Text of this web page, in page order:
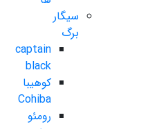
سیگار
برگ
captain
black
کوهیبا
Cohiba
رومئو